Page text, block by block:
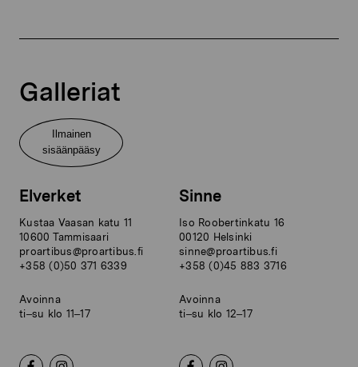
Galleriat
Ilmainen
sisäänpääsy
Elverket
Kustaa Vaasan katu 11
10600 Tammisaari
proartibus@proartibus.fi
+358 (0)50 371 6339
Avoinna
ti–su klo 11–17
Sinne
Iso Roobertinkatu 16
00120 Helsinki
sinne@proartibus.fi
+358 (0)45 883 3716
Avoinna
ti–su klo 12–17